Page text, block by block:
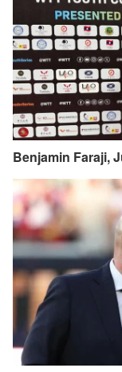
Benjamin Faraji,